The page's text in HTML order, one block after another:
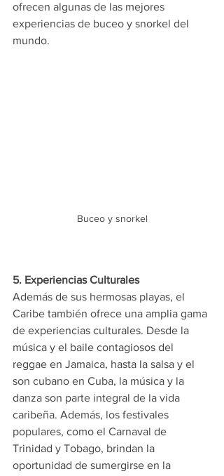
ofrecen algunas de las mejores
experiencias de buceo y snorkel del
mundo.
Buceo y snorkel
5. Experiencias Culturales
Además de sus hermosas playas, el
Caribe también ofrece una amplia gama
de experiencias culturales. Desde la
música y el baile contagiosos del
reggae en Jamaica, hasta la salsa y el
son cubano en Cuba, la música y la
danza son parte integral de la vida
caribeña. Además, los festivales
populares, como el Carnaval de
Trinidad y Tobago, brindan la
oportunidad de sumergirse en la